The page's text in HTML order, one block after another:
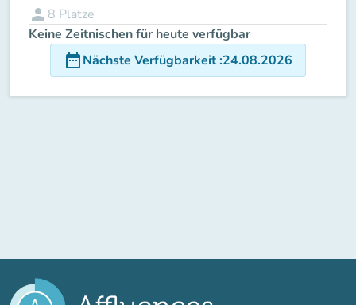
person 8 Plätze
Keine Zeitnischen für heute verfügbar
date_rangeNächste Verfügbarkeit:24.08.2026